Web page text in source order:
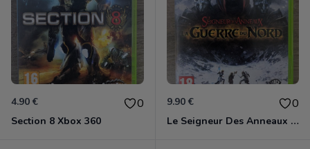
4.90 € 0
Section 8 Xbox 360
9.90 € 0
Le Seigneur Des Anneaux - La Guerre Du Nord Xbox 360